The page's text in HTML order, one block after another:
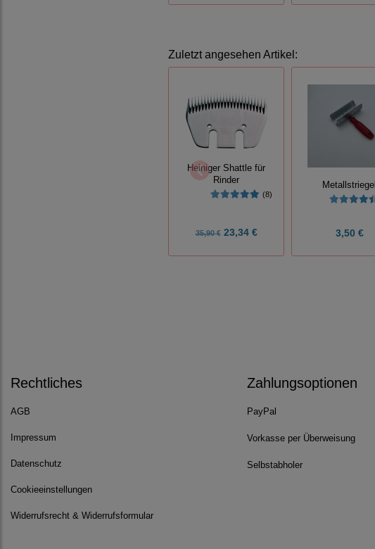
Zuletzt angesehen Artikel:
Heiniger Shattle für
Rinder
(8)
35,90 €23,34 €
Metallstriegel
3,50 €
Rechtliches
AGB
Impressum
Datenschutz
Cookieeinstellungen
Widerrufsrecht & Widerrufsformular
Zahlungsoptionen
PayPal
Vorkasse per Überweisung
Selbstabholer